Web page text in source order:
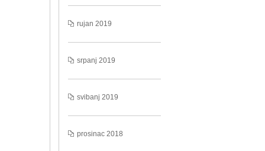
rujan 2019
srpanj 2019
svibanj 2019
prosinac 2018